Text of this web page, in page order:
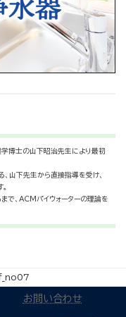
学博士の山下昭治先生により最初
山下先生から直接指導を受け、
で、ACMパイウォーターの理論を
お問い合わせ